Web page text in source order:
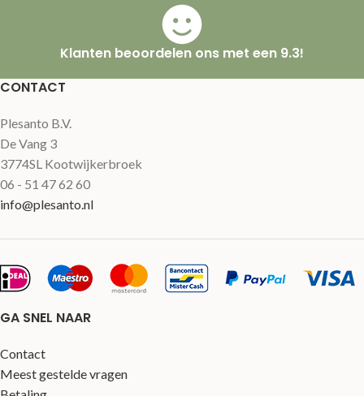
Klanten beoordelen ons met een 9.3!
CONTACT
Plesanto B.V.
De Vang 3
3774SL Kootwijkerbroek
06 - 51 47 62 60
info@plesanto.nl
GA SNEL NAAR
Contact
Meest gestelde vragen